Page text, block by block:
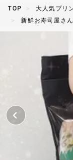
TOP 大人気プリ
新鮮お寿司屋さ